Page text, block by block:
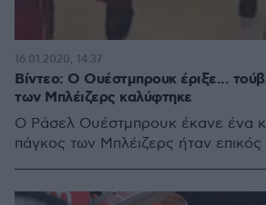
Βίντεο: Ο Ουέστμπρουκ έριξε...
των Μπλέιζερς καλύφτηκε
Ο Ράσελ Ουέστμπρουκ έκανε ένα
πάγκος των Μπλέιζερς ήταν επικός
16.01.2020, 14:37